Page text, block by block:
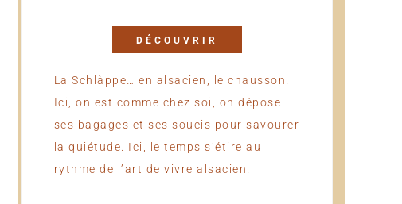
DÉCOUVRIR
La Schlàppe… en alsacien, le chausson.
Ici, on est comme chez soi, on dépose
ses bagages et ses soucis pour savourer
la quiétude. Ici, le temps s’étire au
rythme de l’art de vivre alsacien.